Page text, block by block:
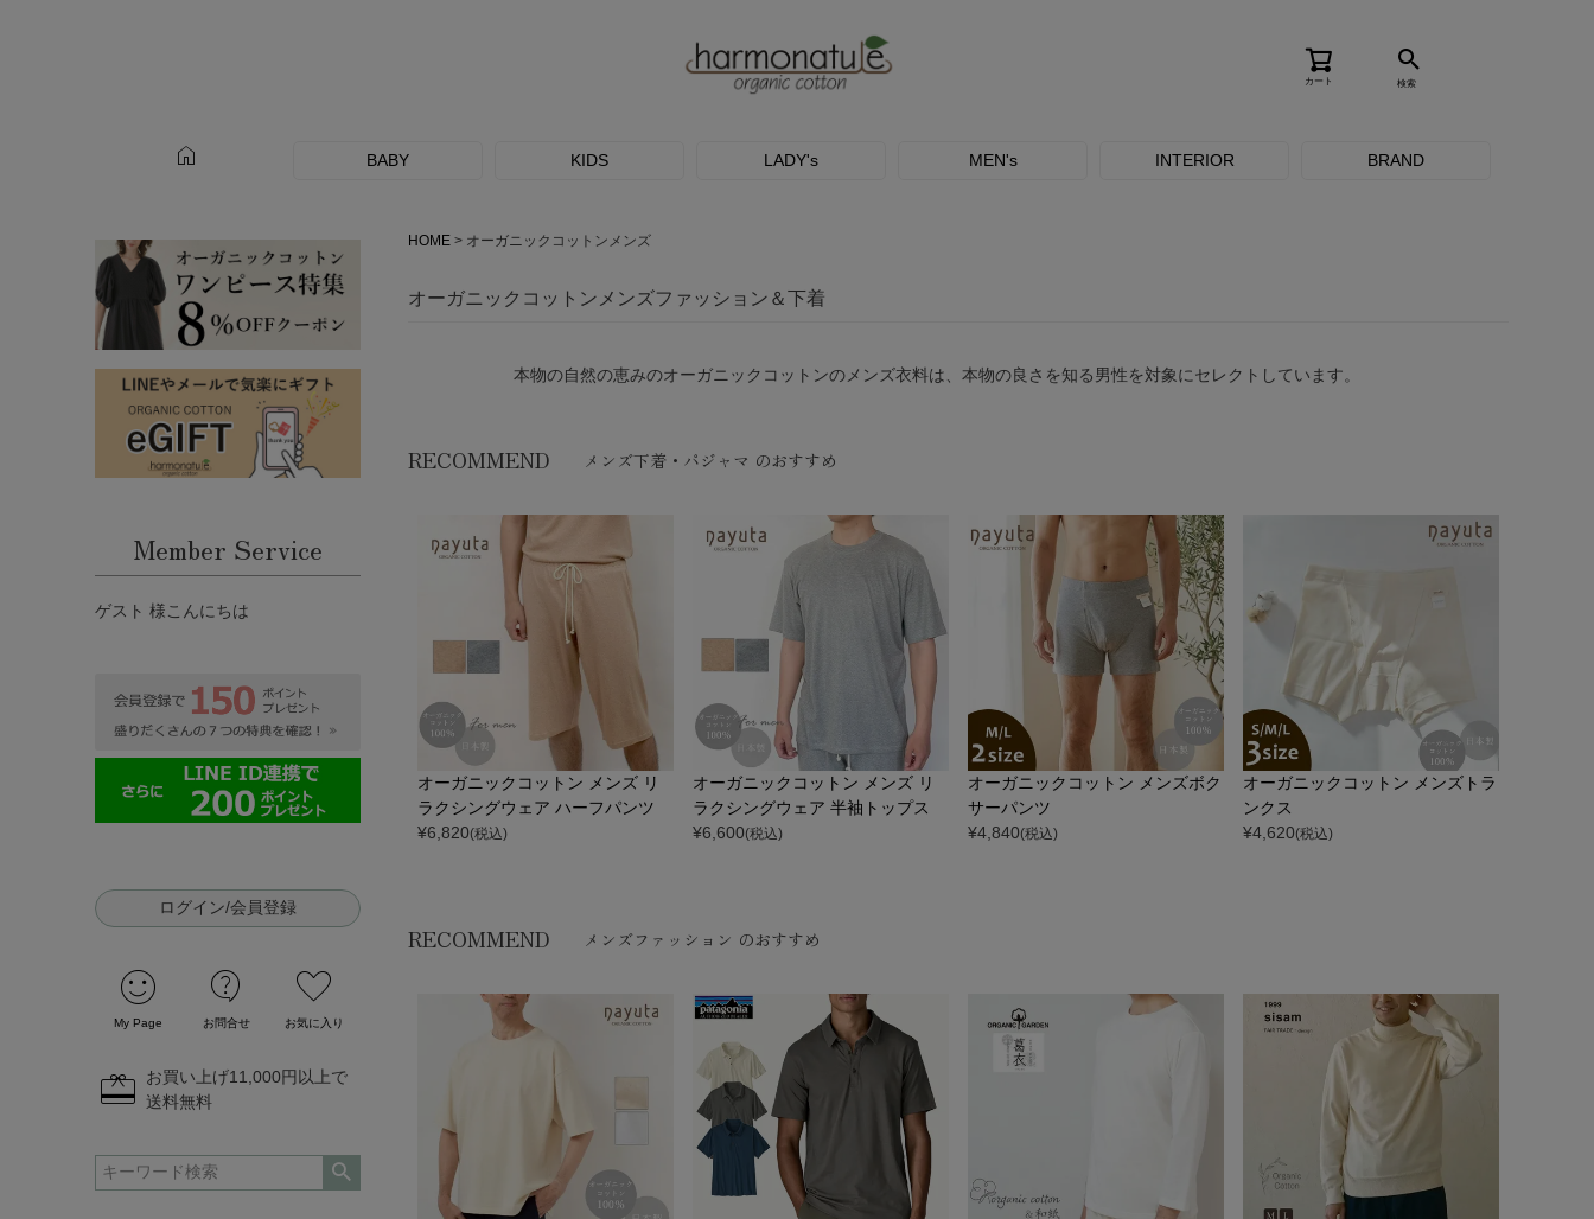
カート 検索
home BABY KIDS LADY's MEN's INTERIOR BRAND
Member Service
ゲスト 様こんにちは
ログイン/会員登録
sentiment_satisfied
My Page
contact_support
お問合せ
favorite
お気に入り
redeem
お買い上げ11,000円以上で
送料無料
HOME オーガニックコットンメンズ
オーガニックコットンメンズファッション＆下着
本物の自然の恵みのオーガニックコットンのメンズ衣料は、本物の良さを知る男性を対象にセレクトしています。
RECOMMEND メンズ下着・パジャマ のおすすめ
オーガニックコットン メンズ リ
ラクシングウェア ハーフパンツ
¥6,820(税込)
オーガニックコットン メンズ リ
ラクシングウェア 半袖トップス
¥6,600(税込)
オーガニックコットン メンズボク
サーパンツ
¥4,840(税込)
オーガニックコットン メンズトラ
ンクス
¥4,620(税込)
RECOMMEND メンズファッション のおすすめ